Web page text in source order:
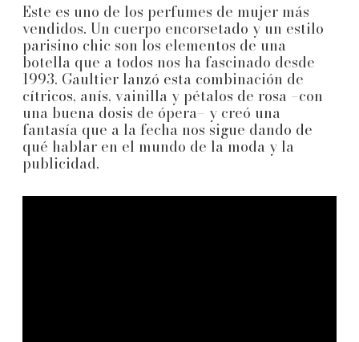
Este es uno de los perfumes de mujer más
vendidos. Un cuerpo encorsetado y un estilo
parisino chic son los elementos de una
botella que a todos nos ha fascinado desde
1993. Gaultier lanzó esta combinación de
cítricos, anís, vainilla y pétalos de rosa –con
una buena dosis de ópera– y creó una
fantasía que a la fecha nos sigue dando de
qué hablar en el mundo de la moda y la
publicidad.